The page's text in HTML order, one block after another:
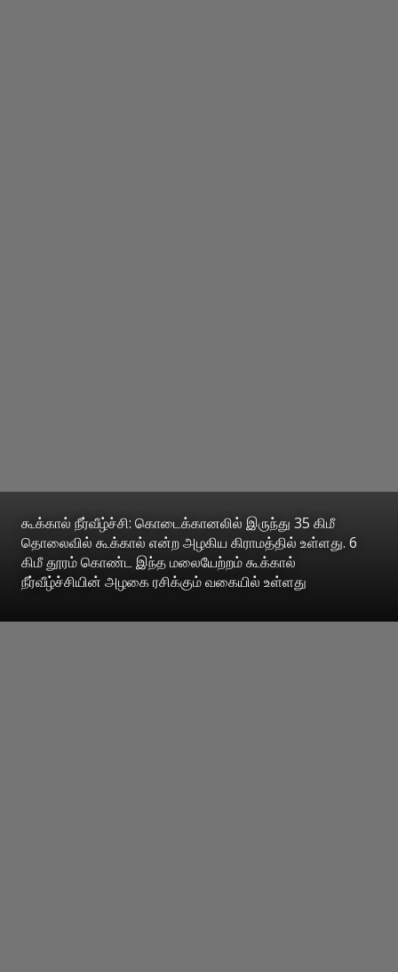
கூக்கால் நீர்வீழ்ச்சி: கொடைக்கானலில் இருந்து 35 கிமீ
தொலைவில் கூக்கால் என்ற அழகிய கிராமத்தில் உள்ளது. 6
கிமீ தூரம் கொண்ட இந்த மலையேற்றம் கூக்கால்
நீர்வீழ்ச்சியின் அழகை ரசிக்கும் வகையில் உள்ளது